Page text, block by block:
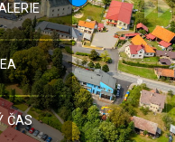
ČAS